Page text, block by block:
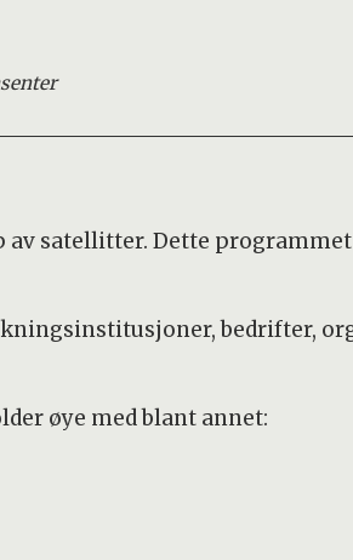
av satellitter. Dette
bedrifter,
øye med blant annet: